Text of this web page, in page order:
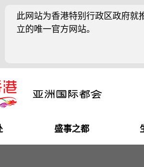
此网站为香港特别行政区政府就
立的唯一官方网站。
盛事之都